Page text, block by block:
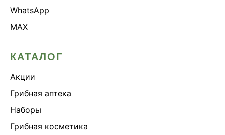
WhatsApp
MAX
КАТАЛОГ
Акции
Грибная аптека
Наборы
Грибная косметика